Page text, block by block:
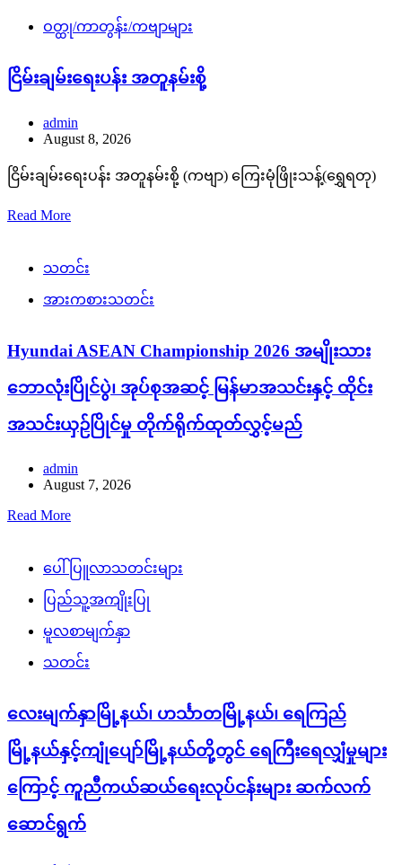
ဝတ္ထု/ကာတွန်း/ကဗျာများ
ငြိမ်းချမ်းရေးပန်း အတူနမ်းစို့
admin
August 8, 2026
ငြိမ်းချမ်းရေးပန်း အတူနမ်းစို့ (ကဗျာ) ကြေးမုံဖြိုးသန့်(ရွှေရတု)
Read More
သတင်း
အားကစားသတင်း
Hyundai ASEAN Championship 2026 အမျိုးသား
ဘောလုံးပြိုင်ပွဲ၊ အုပ်စုအဆင့် မြန်မာအသင်းနှင့် ထိုင်း
အသင်းယှဉ်ပြိုင်မှု တိုက်ရိုက်ထုတ်လွှင့်မည်
admin
August 7, 2026
Read More
ပေါ်ပြူလာသတင်းများ
ပြည်သူ့အကျိုးပြု
မူလစာမျက်နှာ
သတင်း
လေးမျက်နှာမြို့နယ်၊ ဟင်္သာတမြို့နယ်၊ ရေကြည်
မြို့နယ်နှင့်ကျုံပျော်မြို့နယ်တို့တွင် ရေကြီးရေလျှံမှုများ
ကြောင့် ကူညီကယ်ဆယ်ရေးလုပ်ငန်းများ ဆက်လက်
ဆောင်ရွက်